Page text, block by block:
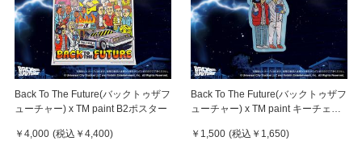
Back To The Future(バックトゥザフ
ューチャー) x TM paint B2ポスター
￥4,000 (税込 ￥4,400)
Back To The Future(バックトゥザフ
ューチャー) x TM paint キーチェー
￥1,500 (税込 ￥1,650)